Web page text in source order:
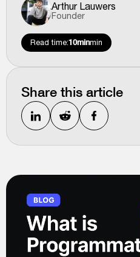
Arthur Lauwers
Founder
Read time:10minmin
Share this article